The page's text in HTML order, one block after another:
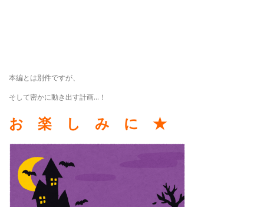
本編とは別件ですが、
そして密かに動き出す計画…！
お 楽 し み に ★